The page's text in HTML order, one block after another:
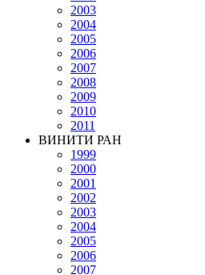
2003
2004
2005
2006
2007
2008
2009
2010
2011
ВИНИТИ РАН
1999
2000
2001
2002
2003
2004
2005
2006
2007